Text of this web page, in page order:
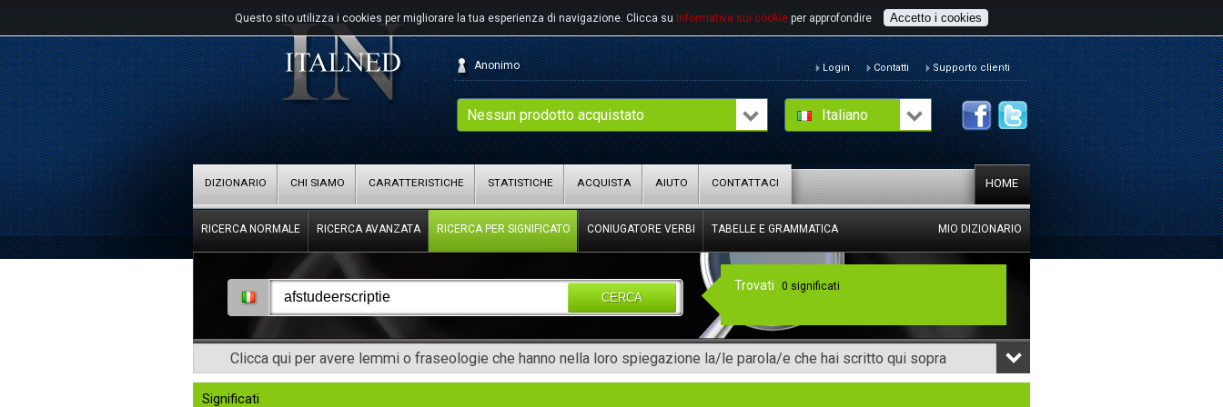
Questo sito utilizza i cookies per migliorare la tua esperienza di navigazione. Clicca su Informativa sui cookie per approfondire Accetto i cookies
Italiano
Nessun prodotto acquistato
Anonimo Login Contatti Supporto clienti
HOME
DIZIONARIO CHI SIAMO CARATTERISTICHE STATISTICHE ACQUISTA AIUTO CONTATTACI
RICERCA NORMALE RICERCA AVANZATA RICERCA PER SIGNIFICATO CONIUGATORE VERBI TABELLE E GRAMMATICA MIO DIZIONARIO
CERCA
Clicca qui per avere lemmi o fraseologie che hanno nella loro spiegazione la/le parola/e che hai scritto qui sopra
Trovati 0 significati
Significati